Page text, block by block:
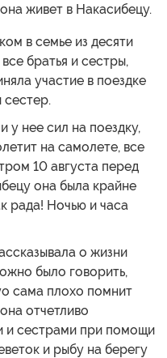
живет в Накасибецу.
в семье из десяти
братья и сестры,
участие в поездке
сестер.
у нее сил на поездку,
на самолете, все
10 августа перед
она была крайне
рада! Ночью и часа
о жизни
было говорить,
сама плохо помнит
отчетливо
и сестрами при помощи
и рыбу на берегу